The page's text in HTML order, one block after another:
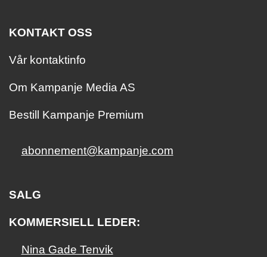
KONTAKT OSS
Vår kontaktinfo
Om Kampanje Media AS
Bestill Kampanje Premium
abonnement@kampanje.com
SALG
KOMMERSIELL LEDER:
Nina Gade Tenvik